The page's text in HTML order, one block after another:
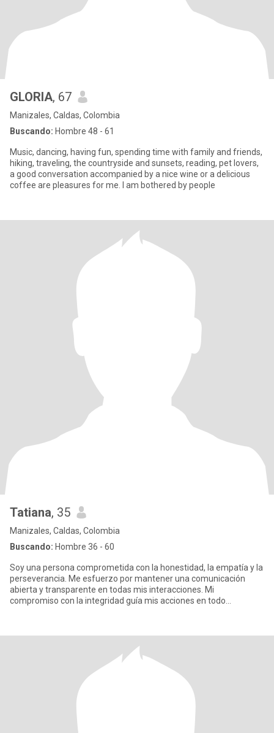
GLORIA, 67
Manizales, Caldas, Colombia
Buscando: Hombre 48 - 61
Music, dancing, having fun, spending time with family and friends,
hiking, traveling, the countryside and sunsets, reading, pet lovers,
a good conversation accompanied by a nice wine or a delicious
coffee are pleasures for me. I am bothered by people
Tatiana, 35
Manizales, Caldas, Colombia
Buscando: Hombre 36 - 60
Soy una persona comprometida con la honestidad, la empatía y la
perseverancia. Me esfuerzo por mantener una comunicación
abierta y transparente en todas mis interacciones. Mi
compromiso con la integridad guía mis acciones en todo